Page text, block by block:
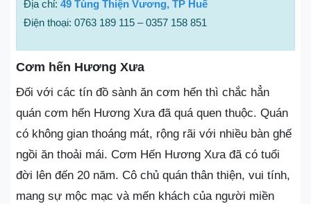
Địa chỉ: 49 Tùng Thiện Vương, TP Huế
Điện thoại: 0763 189 115 – 0357 158 851
Cơm hến Hương Xưa
Đối với các tín đồ sành ăn cơm hến thì chắc hẳn
quán cơm hến Hương Xưa đã quá quen thuộc. Quán
có không gian thoáng mát, rộng rãi với nhiều bàn ghế
ngồi ăn thoải mái. Cơm Hến Hương Xưa đã có tuổi
đời lên đến 20 năm. Cô chủ quán thân thiện, vui tính,
mang sự mộc mạc và mến khách của người miền